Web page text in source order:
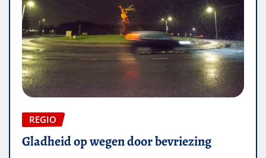
REGIO
Gladheid op wegen door bevriezing